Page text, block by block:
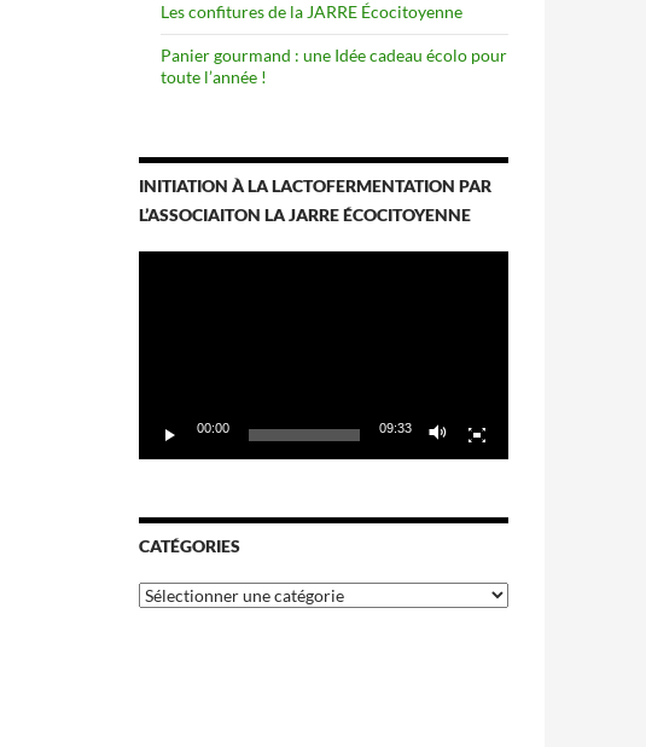
Les confitures de la JARRE Écocitoyenne
Panier gourmand : une Idée cadeau écolo pour
toute l’année !
INITIATION À LA LACTOFERMENTATION PAR
L’ASSOCIAITON LA JARRE ÉCOCITOYENNE
00:00 09:33
CATÉGORIES
Catégories